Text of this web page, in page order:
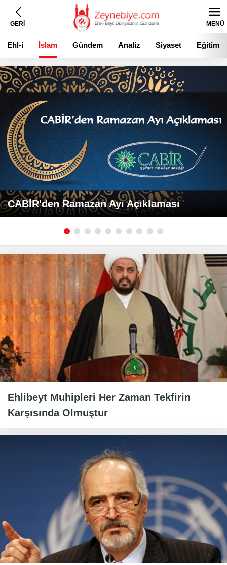
GERİ MENÜ
Ehl-i
Beyt
İslam Gündem Analiz Siyaset Eğitim
CABİR'den Ramazan Ayı Açıklaması
Ehlibeyt Muhipleri Her Zaman Tekfirin
Karşısında Olmuştur